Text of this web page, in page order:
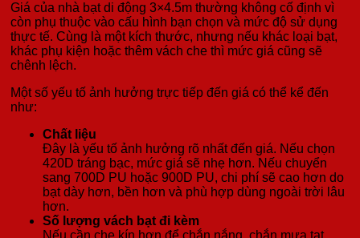
Giá của nhà bạt di động 3×4.5m thường không cố định vì
còn phụ thuộc vào cấu hình bạn chọn và mức độ sử dụng
thực tế. Cùng là một kích thước, nhưng nếu khác loại bạt,
khác phụ kiện hoặc thêm vách che thì mức giá cũng sẽ
chênh lệch.
Một số yếu tố ảnh hưởng trực tiếp đến giá có thể kể đến
như:
Chất liệu
Đây là yếu tố ảnh hưởng rõ nhất đến giá. Nếu chọn
420D tráng bạc, mức giá sẽ nhẹ hơn. Nếu chuyển
sang 700D PU hoặc 900D PU, chi phí sẽ cao hơn do
bạt dày hơn, bền hơn và phù hợp dùng ngoài trời lâu
hơn.
Số lượng vách bạt đi kèm